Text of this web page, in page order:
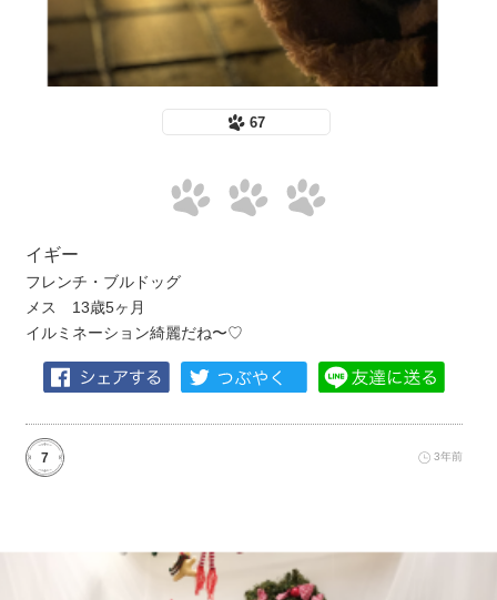
67
イギー
フレンチ・ブルドッグ
メス 13歳5ヶ月
イルミネーション綺麗だね〜♡
7 3年前